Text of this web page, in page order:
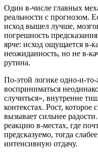
Один в-числе главных
реальности с прогнозом.
исход вышел лучше,
погрешность
ярче: исход ощущается в-
неожиданность, но не в-
рутина.
По-этой логике одно-и-
восприниматься
случиться», внутренне
контекстах. Рост,
вызывает сильнее
реакцию в-местах, где
предсказуемо, тогда
интенсивную отдачу.